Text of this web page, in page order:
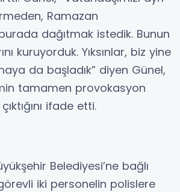
Ramazan
burada dağıtmak istedik. Bunun
kuruyorduk. Yıksınlar, biz yine
da başladık” diyen Günel,
tamamen provokasyon
ifade etti.
Belediyesi’ne bağlı
iki personelin polislere